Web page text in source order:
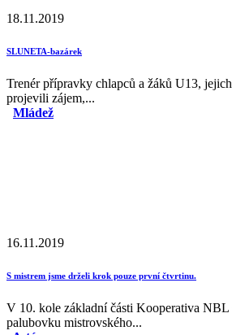
18.11.2019
SLUNETA-bazárek
Trenér přípravky chlapců a žáků U13,
projevili zájem,...
Mládež
16.11.2019
S mistrem jsme drželi krok pouze první čtvrtinu.
V 10. kole základní části Kooperativa
palubovku mistrovského...